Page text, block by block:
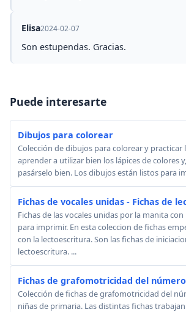
Elisa2024-02-07
Son estupendas. Gracias.
Puede interesarte
Dibujos para colorear
Colección de dibujos para colorear y
aprender a utilizar bien los lápices de colores
pasárselo bien. Los dibujos están listos para
Fichas de vocales unidas - Fichas de
Fichas de las vocales unidas por la manita
para imprimir. En esta coleccion de fichas
con la lectoescritura. Son las fichas de
lectoescritura. ...
Fichas de grafomotricidad del
Colección de fichas de grafomotricidad del
niñas de primaria. Las distintas fichas